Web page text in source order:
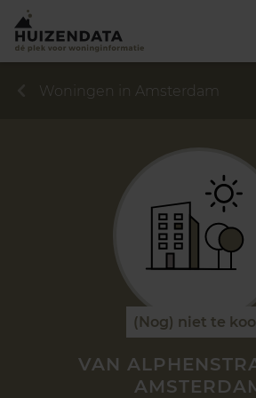
Woningen in Amsterdam
(Nog) niet te
VAN